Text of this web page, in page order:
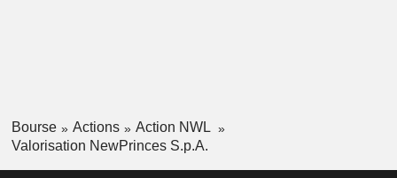
Bourse Actions
Action NWL
Valorisation NewPrinces S.p.A.